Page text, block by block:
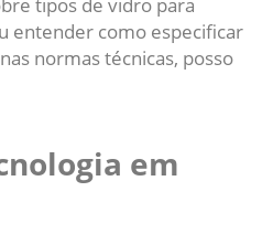
entender como especificar
normas técnicas, posso
em